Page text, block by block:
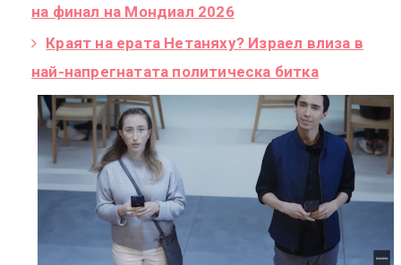
на финал на Мондиал 2026
Краят на ерата Нетаняху? Израел влиза в
най-напрегнатата политическа битка